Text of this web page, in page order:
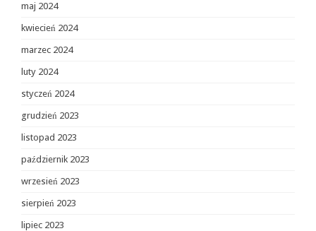
maj 2024
kwiecień 2024
marzec 2024
luty 2024
styczeń 2024
grudzień 2023
listopad 2023
październik 2023
wrzesień 2023
sierpień 2023
lipiec 2023